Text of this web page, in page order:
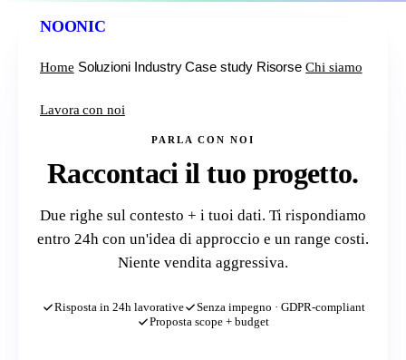
NOONIC
Home Soluzioni Industry Case study Risorse Chi siamo
Lavora con noi
PARLA CON NOI
Raccontaci il tuo progetto.
Due righe sul contesto + i tuoi dati. Ti rispondiamo
entro 24h con un'idea di approccio e un range costi.
Niente vendita aggressiva.
Risposta in 24h lavorative
Senza impegno · GDPR-compliant
Proposta scope + budget